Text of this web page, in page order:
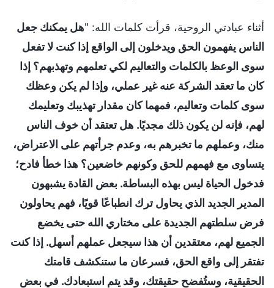
أثناء عبادتي الروحية، قرأت كلمات الله: "هل يمكنك جعل
الناس يفهمون الحق ويدخلون إلى الواقع إذا كنت لا تفعل
سوى الوعظ بالكلمات والتعاليم لكي تعلمهم وتهذبهم؟ إذا
كان ما تعقد الشركة عنه غير عملي، وإذا لم يكن وعظك
سوى كلمات وتعاليم، فمهما كان مقدار تهذيبك وتعليمك
لهم، فإنه لن يكون ذلك مجديًا. هل تعتقد أن خوف الناس
منك، وعملهم ما تخبرهم به، وعدم جرأتهم على الاعتراض،
يتساوى مع فهمهم للحق وكونهم خاضعين؟ هذا خطأ فادح؛
فدخول الحياة ليس بهذه البساطة. بعض القادة يشبهون
المدير الجديد الذي يحاول ترك انطباعًا قويًا، فهم يحاولون
فرض سلطتهم الجديدة على مختاري الله حتى يخضع
الجميع لهم، معتقدين أن هذا سيجعل عملهم أسهل. إذا كنت
تفتقر إلى واقع الحق، فسرعان ما ستنكشف قامتك
الحقيقية، وستُفضح حقيقتك، وقد يتم استبعادك. في بعض